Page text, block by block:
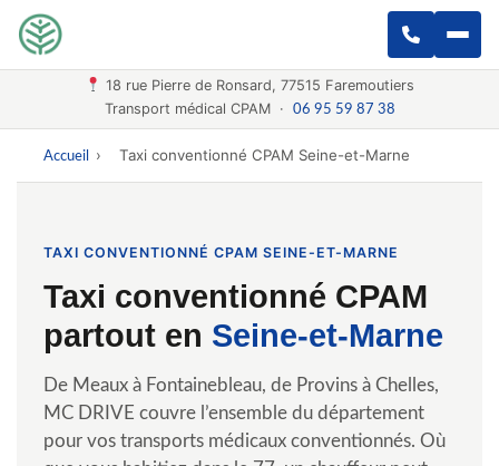
18 rue Pierre de Ronsard, 77515 Faremoutiers
Transport médical CPAM ·
06 95 59 87 38
Accueil › Taxi conventionné CPAM Seine-et-Marne
TAXI CONVENTIONNÉ CPAM SEINE-ET-MARNE
Taxi conventionné CPAM
partout en Seine-et-Marne
De Meaux à Fontainebleau, de Provins à Chelles,
MC DRIVE couvre l’ensemble du département
pour vos transports médicaux conventionnés. Où